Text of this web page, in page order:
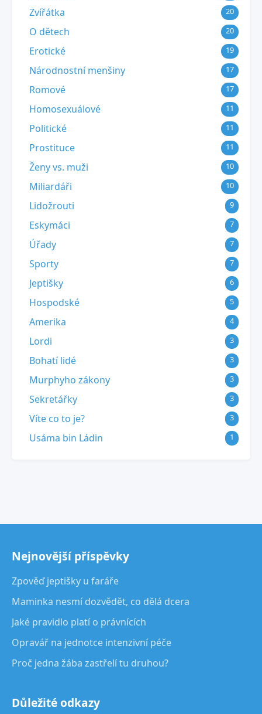
Zvířátka 20
O dětech 20
Erotické 19
Národnostní menšiny 17
Romové 17
Homosexuálové 11
Politické 11
Prostituce 11
Ženy vs. muži 10
Miliardáři 10
Lidožrouti 9
Eskymáci 7
Úřady 7
Sporty 7
Jeptišky 6
Hospodské 5
Amerika 4
Lordi 3
Bohatí lidé 3
Murphyho zákony 3
Sekretářky 3
Víte co to je? 3
Usáma bin Ládin 1
Nejnovější příspěvky
Zpověď jeptišky u faráře
Maminka nesmí dozvědět, co dělá dcera
Jaké pravidlo platí o právnících
Opravář na jednotce intenzivní péče
Proč jedna žába zastřelí tu druhou?
Důležité odkazy